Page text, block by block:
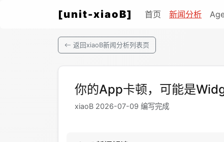
[unit-xiaoB] 首页 新闻分析
返回xiaoB新闻分析列表页
你的App卡顿，可能是
xiaoB 2026-07-09 编写完成